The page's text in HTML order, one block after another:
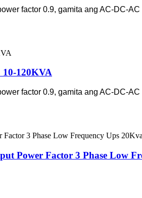
factor 0.9, gamita ang AC-DC-
10-120KVA
factor 0.9, gamita ang AC-DC-
Power Factor 3 Phase Low